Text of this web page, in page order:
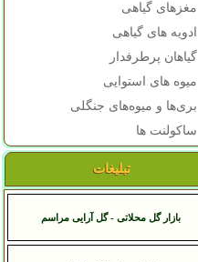
مغزهای گیاهی
ادویه های گیاهی
گیاهان پرطرفدار
میوه های استوایی
بری‌ها و میوه‌های جنگلی
ساکولنت ها
تبلیغات
بازار گل محلاتی - گل آرایی مراسم